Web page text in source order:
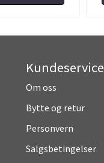
Kundeservice
Om oss
Bytte og retur
Personvern
Salgsbetingelser